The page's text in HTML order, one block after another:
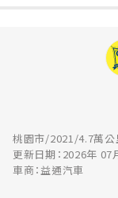
桃園市/2021/4.7萬公
更新日期：2026年 07
車商：益通汽車